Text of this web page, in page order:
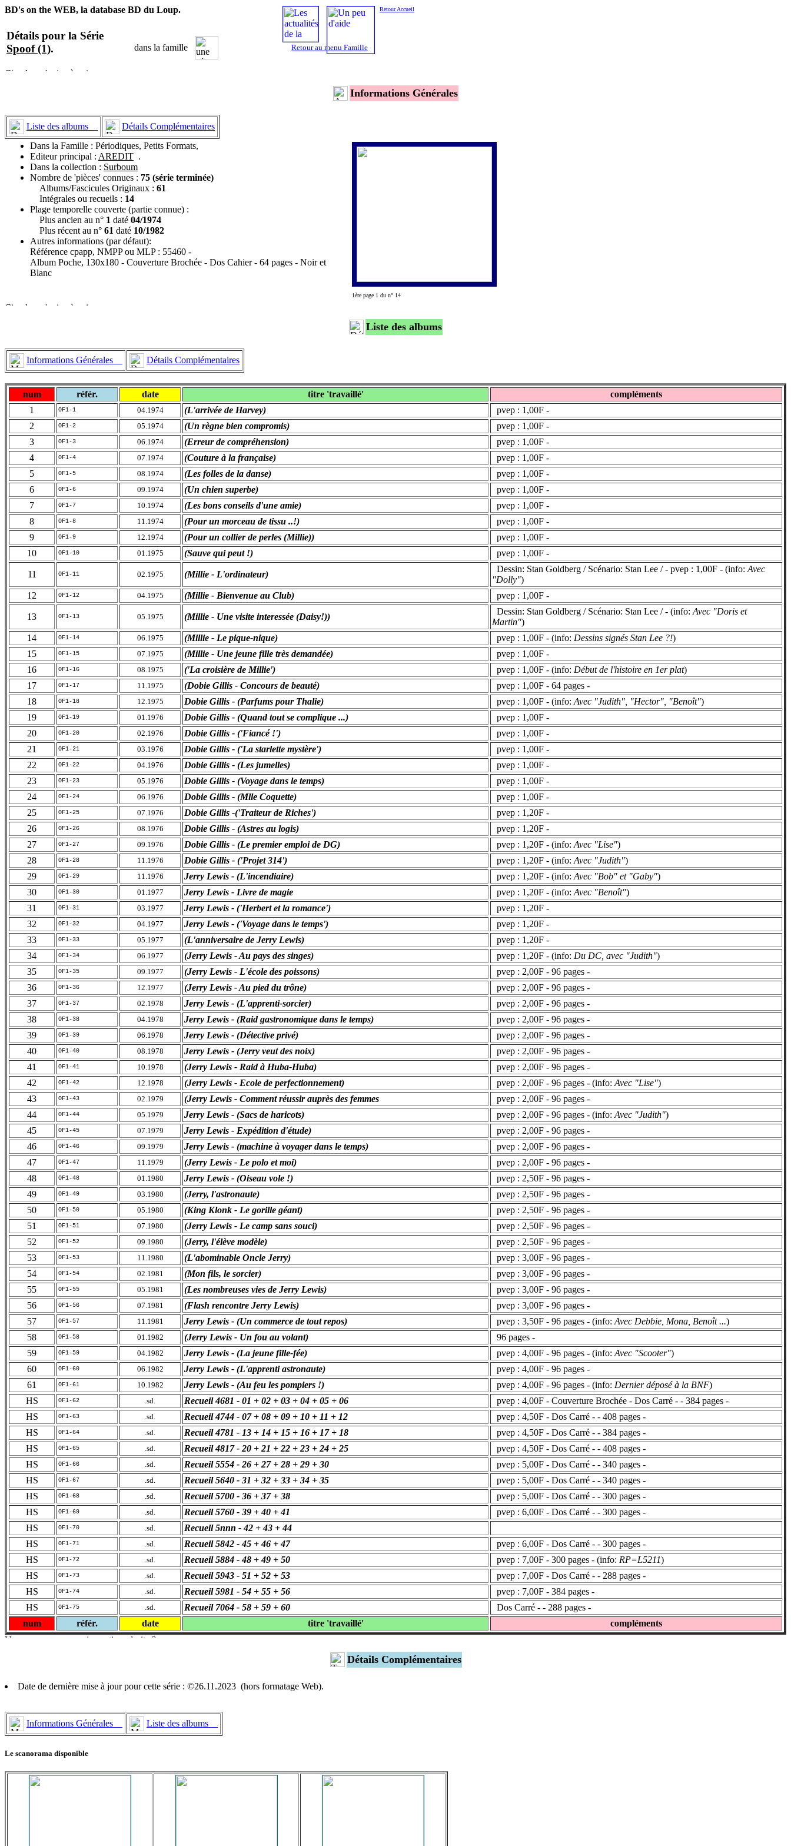
BD's on the WEB, la database BD du Loup.
Détails pour la Série
Spoof (1). dans la famille Retour au menu Famille
Informations Générales
Liste des albums
Détails Complémentaires
Dans la Famille : Périodiques, Petits Formats,
Editeur principal : AREDIT .
Dans la collection : Surboum
Nombre de 'pièces' connues : 75 (série terminée)
Albums/Fascicules Originaux : 61
Intégrales ou recueils : 14
Plage temporelle couverte (partie connue) :
Plus ancien au n° 1 daté 04/1974
Plus récent au n° 61 daté 10/1982
Autres informations (par défaut):
Référence cpapp, NMPP ou MLP : 55460 -
Album Poche, 130x180 - Couverture Brochée - Dos Cahier - 64 pages - Noir et
Blanc
1ère page 1 du n° 14
Liste des albums
Informations Générales Détails Complémentaires
num référ. date titre 'travaillé'
compléments
1
OF1-1 04.1974 (L'arrivée de Harvey)
pvep : 1,00F -
2
OF1-2 05.1974 (Un règne bien compromis)
pvep : 1,00F -
3
OF1-3 06.1974 (Erreur de compréhension)
pvep : 1,00F -
4
OF1-4 07.1974 (Couture à la française)
pvep : 1,00F -
5
OF1-5 08.1974 (Les folles de la danse)
pvep : 1,00F -
6
OF1-6 09.1974 (Un chien superbe)
pvep : 1,00F -
7
OF1-7 10.1974 (Les bons conseils d'une amie)
pvep : 1,00F -
8
OF1-8 11.1974 (Pour un morceau de tissu ..!)
pvep : 1,00F -
9
OF1-9 12.1974 (Pour un collier de perles (Millie))
pvep : 1,00F -
10
OF1-10 01.1975 (Sauve qui peut !) pvep : 1,00F -
11 OF1-11 02.1975 (Millie - L'ordinateur)
Dessin: Stan Goldberg / Scénario: Stan Lee / - pvep : 1,00F - (info: Avec
"Dolly")
12
OF1-12 04.1975 (Millie - Bienvenue au Club) pvep : 1,00F -
13 OF1-13 05.1975 (Millie - Une visite interessée (Daisy!))
Dessin: Stan Goldberg / Scénario: Stan Lee / - (info: Avec "Doris et
Martin")
14
OF1-14 06.1975 (Millie - Le pique-nique) pvep : 1,00F - (info: Dessins signés Stan Lee ?!)
15
OF1-15 07.1975 (Millie - Une jeune fille très demandée)
pvep : 1,00F -
16
OF1-16 08.1975 ('La croisière de Millie') pvep : 1,00F - (info: Début de l'histoire en 1er plat)
17
OF1-17 11.1975 (Dobie Gillis - Concours de beauté)
pvep : 1,00F - 64 pages -
18
OF1-18 12.1975 Dobie Gillis - (Parfums pour Thalie) pvep : 1,00F - (info: Avec "Judith", "Hector", "Benoît")
19
OF1-19 01.1976 Dobie Gillis - (Quand tout se complique ...)
pvep : 1,00F -
20
OF1-20 02.1976 Dobie Gillis - ('Fiancé !')
pvep : 1,00F -
21
OF1-21 03.1976 Dobie Gillis - ('La starlette mystère')
pvep : 1,00F -
22
OF1-22 04.1976 Dobie Gillis - (Les jumelles)
pvep : 1,00F -
23
OF1-23 05.1976 Dobie Gillis - (Voyage dans le temps)
pvep : 1,00F -
24
OF1-24 06.1976 Dobie Gillis - (Mlle Coquette)
pvep : 1,00F -
25
OF1-25 07.1976 Dobie Gillis -('Traiteur de Riches')
pvep : 1,20F -
26
OF1-26 08.1976 Dobie Gillis - (Astres au logis)
pvep : 1,20F -
27
OF1-27 09.1976 Dobie Gillis - (Le premier emploi de DG) pvep : 1,20F - (info: Avec "Lise")
28
OF1-28 11.1976 Dobie Gillis - ('Projet 314') pvep : 1,20F - (info: Avec "Judith")
29
OF1-29 11.1976 Jerry Lewis - (L'incendiaire) pvep : 1,20F - (info: Avec "Bob" et "Gaby")
30
OF1-30 01.1977 Jerry Lewis - Livre de magie pvep : 1,20F - (info: Avec "Benoît")
31
OF1-31 03.1977 Jerry Lewis - ('Herbert et la romance')
pvep : 1,20F -
32
OF1-32 04.1977 Jerry Lewis - ('Voyage dans le temps')
pvep : 1,20F -
33
OF1-33 05.1977 (L'anniversaire de Jerry Lewis)
pvep : 1,20F -
34
OF1-34 06.1977 (Jerry Lewis - Au pays des singes) pvep : 1,20F - (info: Du DC, avec "Judith")
35
OF1-35 09.1977 (Jerry Lewis - L'école des poissons)
pvep : 2,00F - 96 pages -
36
OF1-36 12.1977 (Jerry Lewis - Au pied du trône)
pvep : 2,00F - 96 pages -
37
OF1-37 02.1978 Jerry Lewis - (L'apprenti-sorcier)
pvep : 2,00F - 96 pages -
38
OF1-38 04.1978 Jerry Lewis - (Raid gastronomique dans le temps)
pvep : 2,00F - 96 pages -
39
OF1-39 06.1978 Jerry Lewis - (Détective privé)
pvep : 2,00F - 96 pages -
40
OF1-40 08.1978 Jerry Lewis - (Jerry veut des noix)
pvep : 2,00F - 96 pages -
41
OF1-41 10.1978 (Jerry Lewis - Raid à Huba-Huba)
pvep : 2,00F - 96 pages -
42
OF1-42 12.1978 (Jerry Lewis - Ecole de perfectionnement) pvep : 2,00F - 96 pages - (info: Avec "Lise")
43
OF1-43 02.1979 (Jerry Lewis - Comment réussir auprès des femmes
pvep : 2,00F - 96 pages -
44
OF1-44 05.1979 Jerry Lewis - (Sacs de haricots) pvep : 2,00F - 96 pages - (info: Avec "Judith")
45
OF1-45 07.1979 Jerry Lewis - Expédition d'étude)
pvep : 2,00F - 96 pages -
46
OF1-46 09.1979 Jerry Lewis - (machine à voyager dans le temps)
pvep : 2,00F - 96 pages -
47
OF1-47 11.1979 (Jerry Lewis - Le polo et moi)
pvep : 2,00F - 96 pages -
48
OF1-48 01.1980 Jerry Lewis - (Oiseau vole !)
pvep : 2,50F - 96 pages -
49
OF1-49 03.1980 (Jerry, l'astronaute)
pvep : 2,50F - 96 pages -
50
OF1-50 05.1980 (King Klonk - Le gorille géant)
pvep : 2,50F - 96 pages -
51
OF1-51 07.1980 (Jerry Lewis - Le camp sans souci)
pvep : 2,50F - 96 pages -
52
OF1-52 09.1980 (Jerry, l'élève modèle)
pvep : 2,50F - 96 pages -
53
OF1-53 11.1980 (L'abominable Oncle Jerry)
pvep : 3,00F - 96 pages -
54
OF1-54 02.1981 (Mon fils, le sorcier)
pvep : 3,00F - 96 pages -
55
OF1-55 05.1981 (Les nombreuses vies de Jerry Lewis)
pvep : 3,00F - 96 pages -
56
OF1-56 07.1981 (Flash rencontre Jerry Lewis)
pvep : 3,00F - 96 pages -
57
OF1-57 11.1981 Jerry Lewis - (Un commerce de tout repos) pvep : 3,50F - 96 pages - (info: Avec Debbie, Mona, Benoît ...)
58
OF1-58 01.1982 (Jerry Lewis - Un fou au volant)
96 pages -
59
OF1-59 04.1982 Jerry Lewis - (La jeune fille-fée) pvep : 4,00F - 96 pages - (info: Avec "Scooter")
60
OF1-60 06.1982 Jerry Lewis - (L'apprenti astronaute)
pvep : 4,00F - 96 pages -
61
OF1-61 10.1982 Jerry Lewis - (Au feu les pompiers !) pvep : 4,00F - 96 pages - (info: Dernier déposé à la BNF)
HS
OF1-62 .sd. Recueil 4681 - 01 + 02 + 03 + 04 + 05 + 06
pvep : 4,00F - Couverture Brochée - Dos Carré - - 384 pages -
HS
OF1-63 .sd. Recueil 4744 - 07 + 08 + 09 + 10 + 11 + 12
pvep : 4,50F - Dos Carré - - 408 pages -
HS
OF1-64 .sd. Recueil 4781 - 13 + 14 + 15 + 16 + 17 + 18
pvep : 4,50F - Dos Carré - - 384 pages -
HS
OF1-65 .sd. Recueil 4817 - 20 + 21 + 22 + 23 + 24 + 25
pvep : 4,50F - Dos Carré - - 408 pages -
HS
OF1-66 .sd. Recueil 5554 - 26 + 27 + 28 + 29 + 30
pvep : 5,00F - Dos Carré - - 340 pages -
HS
OF1-67 .sd. Recueil 5640 - 31 + 32 + 33 + 34 + 35
pvep : 5,00F - Dos Carré - - 340 pages -
HS
OF1-68 .sd. Recueil 5700 - 36 + 37 + 38
pvep : 5,00F - Dos Carré - - 300 pages -
HS
OF1-69 .sd. Recueil 5760 - 39 + 40 + 41
pvep : 6,00F - Dos Carré - - 300 pages -
HS
OF1-70 .sd.
Recueil 5nnn - 42 + 43 + 44
HS
OF1-71 .sd. Recueil 5842 - 45 + 46 + 47
pvep : 6,00F - Dos Carré - - 300 pages -
HS
OF1-72 .sd. Recueil 5884 - 48 + 49 + 50 pvep : 7,00F - 300 pages - (info: RP=L5211)
HS
OF1-73 .sd. Recueil 5943 - 51 + 52 + 53
pvep : 7,00F - Dos Carré - - 288 pages -
HS
OF1-74 .sd. Recueil 5981 - 54 + 55 + 56
pvep : 7,00F - 384 pages -
HS
OF1-75 .sd. Recueil 7064 - 58 + 59 + 60
Dos Carré - - 288 pages -
num
référ. date titre 'travaillé' compléments
Détails Complémentaires
Date de dernière mise à jour pour cette série : ©26.11.2023 (hors formatage Web).
Informations Générales Liste des albums
Le scanorama disponible
Retour Accueil